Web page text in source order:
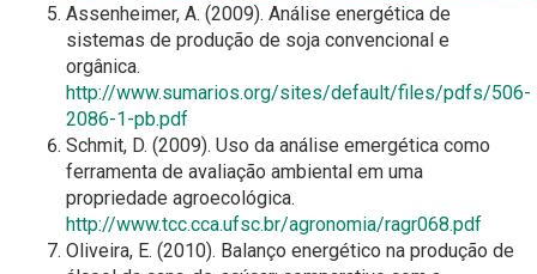
Assenheimer, A. (2009). Análise energética de
sistemas de produção de soja convencional e
orgânica.
http://www.sumarios.org/sites/default/files/pdfs/506-
2086-1-pb.pdf
Schmit, D. (2009). Uso da análise emergética como
ferramenta de avaliação ambiental em uma
propriedade agroecológica.
http://www.tcc.cca.ufsc.br/agronomia/ragr068.pdf
Oliveira, E. (2010). Balanço energético na produção de